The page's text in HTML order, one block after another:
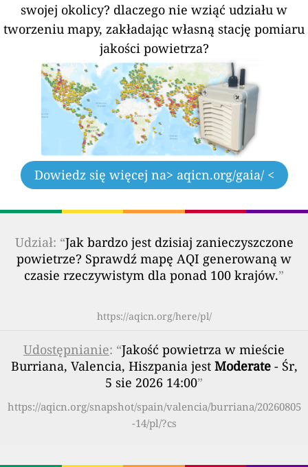
swojej okolicy? dlaczego nie wziąć udziału w
tworzeniu mapy, zakładając własną stację pomiaru
jakości powietrza?
Dowiedz się więcej na> aqicn.org/gaia/ <
Udział: “Jak bardzo jest dzisiaj zanieczyszczone
powietrze? Sprawdź mapę AQI generowaną w
czasie rzeczywistym dla ponad 100 krajów.”
https://aqicn.org/here/pl/
Udostępnianie: “Jakość powietrza w mieście
Burriana, Valencia, Hiszpania jest Moderate- Śr,
5 sie 2026 14:00”
https://aqicn.org/snapshot/spain/valencia/burriana/20260805
-14/pl/?cs